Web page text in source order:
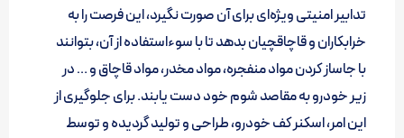
تدابیر امنیتی ویژه‌ای برای آن صورت نگیرد، این فرصت را به
خرابکاران و قاچاقچیان بدهد تا با سوءاستفاده از آن، بتوانند
با جاساز کردن مواد منفجره، مواد مخدر، مواد قاچاق و … در
زیر خودرو به مقاصد شوم خود دست یابند. برای جلوگیری از
این امر، اسکنر کف خودرو، طراحی و تولید گردیده و توسط